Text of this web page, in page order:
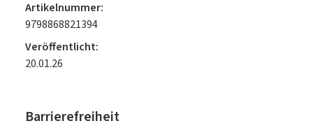
Artikelnummer:
9798868821394
Veröffentlicht:
20.01.26
Barrierefreiheit